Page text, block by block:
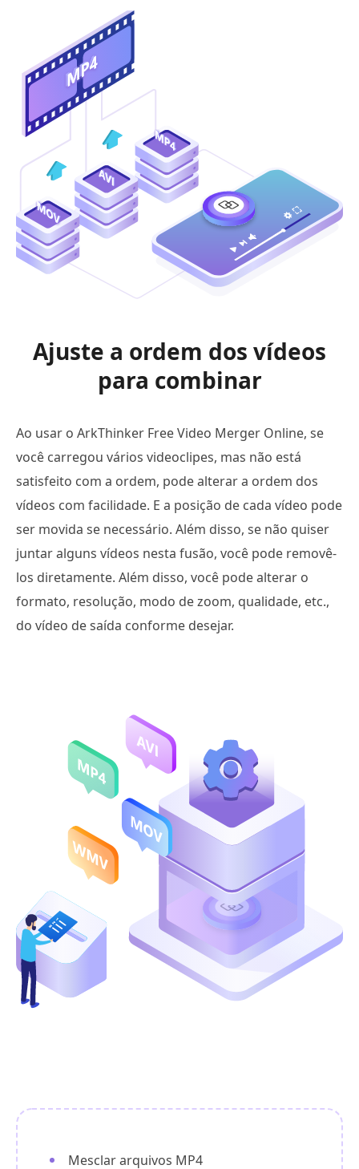
Ajuste a ordem dos vídeos
para combinar
Ao usar o ArkThinker Free Video Merger Online, se
você carregou vários videoclipes, mas não está
satisfeito com a ordem, pode alterar a ordem dos
vídeos com facilidade. E a posição de cada vídeo pode
ser movida se necessário. Além disso, se não quiser
juntar alguns vídeos nesta fusão, você pode removê-
los diretamente. Além disso, você pode alterar o
formato, resolução, modo de zoom, qualidade, etc.,
do vídeo de saída conforme desejar.
Mesclar arquivos MP4